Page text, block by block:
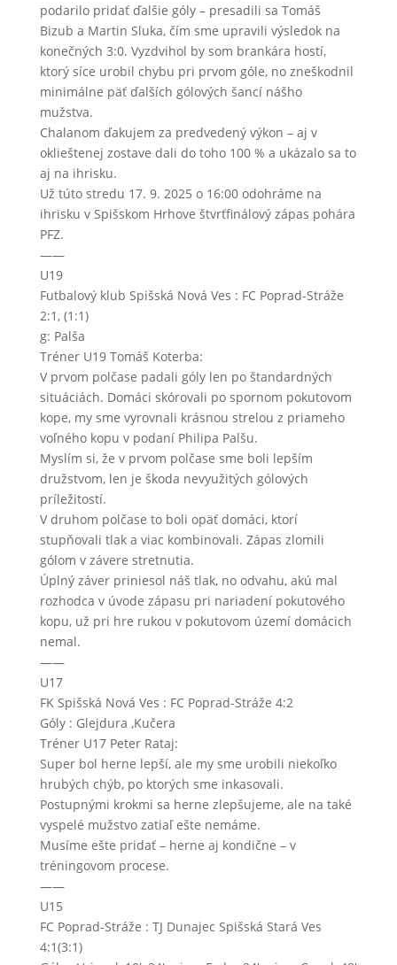
podarilo pridať ďalšie góly – presadili sa Tomáš
Bizub a Martin Sluka, čím sme upravili výsledok na
konečných 3:0. Vyzdvihol by som brankára hostí,
ktorý síce urobil chybu pri prvom góle, no zneškodnil
minimálne päť ďalších gólových šancí nášho
mužstva.
Chalanom ďakujem za predvedený výkon – aj v
oklieštenej zostave dali do toho 100 % a ukázalo sa to
aj na ihrisku.
Už túto stredu 17. 9. 2025 o 16:00 odohráme na
ihrisku v Spišskom Hrhove štvrťfinálový zápas pohára
PFZ.
——
U19
Futbalový klub Spišská Nová Ves : FC Poprad-Stráže
2:1, (1:1)
g: Palša
Tréner U19 Tomáš Koterba:
V prvom polčase padali góly len po štandardných
situáciách. Domáci skórovali po spornom pokutovom
kope, my sme vyrovnali krásnou strelou z priameho
voľného kopu v podaní Philipa Palšu.
Myslím si, že v prvom polčase sme boli lepším
družstvom, len je škoda nevyužitých gólových
príležitostí.
V druhom polčase to boli opäť domáci, ktorí
stupňovali tlak a viac kombinovali. Zápas zlomili
gólom v závere stretnutia.
Úplný záver priniesol náš tlak, no odvahu, akú mal
rozhodca v úvode zápasu pri nariadení pokutového
kopu, už pri hre rukou v pokutovom území domácich
nemal.
——
U17
FK Spišská Nová Ves : FC Poprad-Stráže 4:2
Góly : Glejdura ,Kučera
Tréner U17 Peter Rataj:
Super bol herne lepší, ale my sme urobili niekoľko
hrubých chýb, po ktorých sme inkasovali.
Postupnými krokmi sa herne zlepšujeme, ale na také
vyspelé mužstvo zatiaľ ešte nemáme.
Musíme ešte pridať – herne aj kondične – v
tréningovom procese.
——
U15
FC Poprad-Stráže : TJ Dunajec Spišská Stará Ves
4:1(3:1)